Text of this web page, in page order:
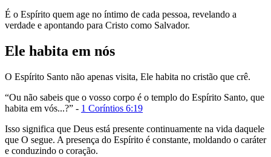
É o Espírito quem age no íntimo de cada pessoa, revelando a
verdade e apontando para Cristo como Salvador.
Ele habita em nós
O Espírito Santo não apenas visita, Ele habita no cristão que crê.
“Ou não sabeis que o vosso corpo é o templo do Espírito Santo, que
habita em vós...?” - 1 Coríntios 6:19
Isso significa que Deus está presente continuamente na vida daquele
que O segue. A presença do Espírito é constante, moldando o caráter
e conduzindo o coração.